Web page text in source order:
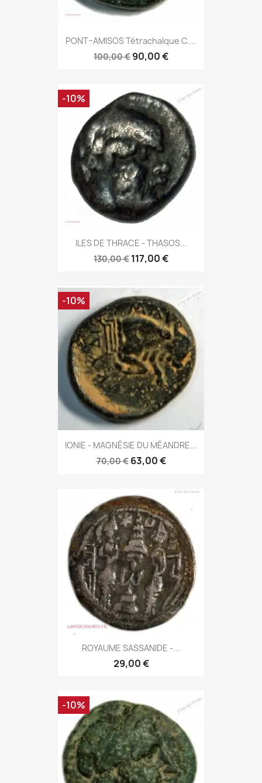
PONT–AMISOS Tétrachalque C....
100,00 € 90,00 €
ILES DE THRACE - THASOS...
130,00 € 117,00 €
-10%
IONIE - MAGNÉSIE DU MÉANDRE...
70,00 € 63,00 €
-10%
ROYAUME SASSANIDE -...
29,00 €
-10%